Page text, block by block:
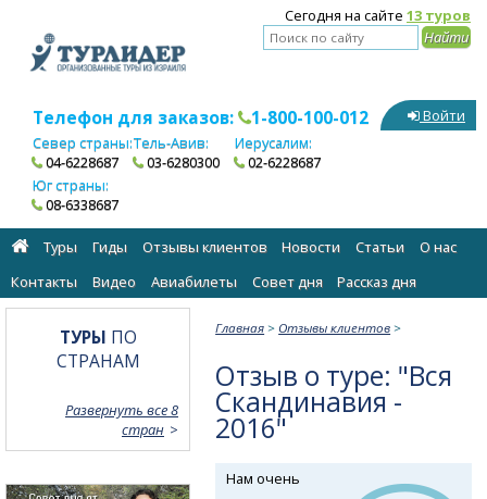
Сегодня на сайте 13 туров
Телефон для заказов: 1-800-100-012
Север страны:
04-6228687
Тель-Авив:
03-6280300
Иерусалим:
02-6228687
Юг страны:
08-6338687
Войти
Туры Гиды Отзывы клиентов Новости Статьи
О нас
Контакты
Видео Авиабилеты Cовет дня Рассказ дня
Главная > Отзывы клиентов >
Отзыв о туре: "Вся
Скандинавия -
2016"
Нам очень
ТУРЫ ПО
СТРАНАМ
Развернуть все 8
стран